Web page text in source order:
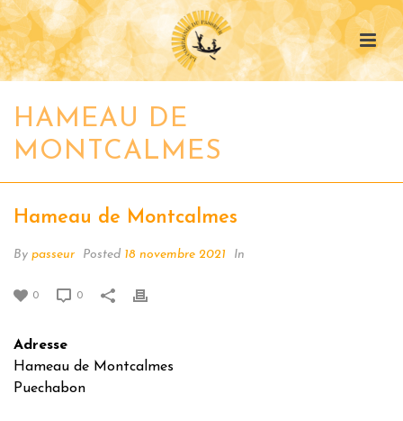
HAMEAU DE
MONTCALMES
Hameau de Montcalmes
By passeur Posted 18 novembre 2021 In
0 0
Adresse
Hameau de Montcalmes
Puechabon